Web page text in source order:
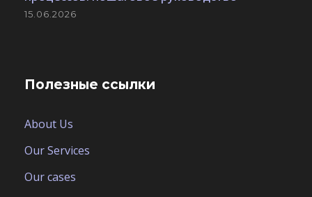
15.06.2026
Полезные ссылки
About Us
Our Services
Our cases